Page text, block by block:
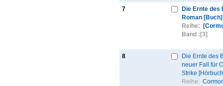
7
Die Ernte des
Roman [Buch]
Reihe:
Band : [3]
8
Die Ernte des
neuer Fall für
Strike
Reihe: